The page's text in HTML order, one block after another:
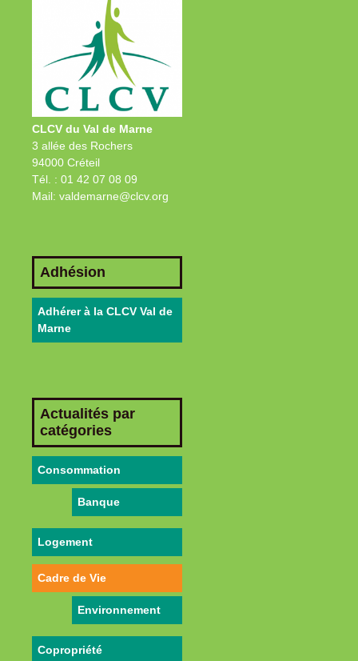
CLCV du Val de Marne
3 allée des Rochers
94000 Créteil
Tél. : 01 42 07 08 09
Mail: valdemarne@clcv.org
Adhésion
Adhérer à la CLCV Val de
Marne
Actualités par
catégories
Consommation
Banque
Logement
Cadre de Vie
Environnement
Copropriété